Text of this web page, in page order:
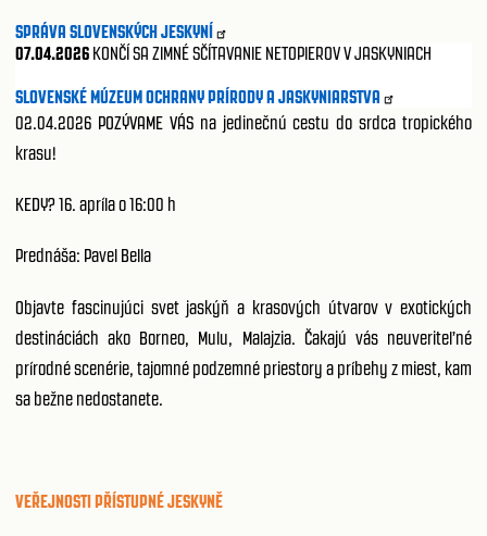
SPRÁVA SLOVENSKÝCH JESKYNÍ
07.04.2026 KONČÍ SA ZIMNÉ SČÍTAVANIE NETOPIEROV V JASKYNIACH
SLOVENSKÉ MÚZEUM OCHRANY PRÍRODY A JASKYNIARSTVA
02.04.2026 POZÝVAME VÁS na jedinečnú cestu do srdca tropického
krasu!
KEDY? 16. apríla o 16:00 h
Prednáša: Pavel Bella
Objavte fascinujúci svet jaskýň a krasových útvarov v exotických
destináciách ako Borneo, Mulu, Malajzia. Čakajú vás neuveriteľné
prírodné scenérie, tajomné podzemné priestory a príbehy z miest, kam
sa bežne nedostanete.
VEŘEJNOSTI PŘÍSTUPNÉ JESKYNĚ